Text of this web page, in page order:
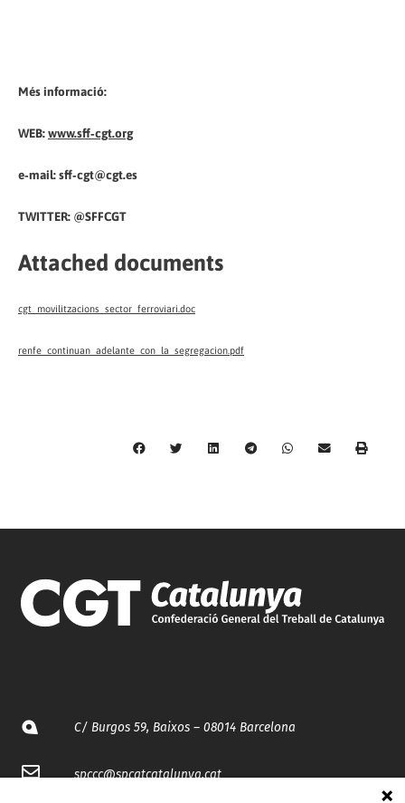
Més informació:
WEB:www.sff‐cgt.org
e‐mail: sff‐cgt@cgt.es
TWITTER: @SFFCGT
Attached documents
cgt_movilitzacions_sector_ferroviari.doc
renfe_continuan_adelante_con_la_segregacion.pdf
C/ Burgos 59, Baixos – 08014 Barcelona
spccc@spcgtcatalunya.cat